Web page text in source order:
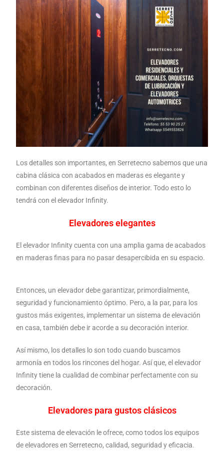
Los detalles son importantes, en Serretecno sabemos que una
cabina clásica con acabados en maderas es elegante y
combinan con diferentes diseños de interior. Todo esto lo
tendrá con el elevador Infinity.
Elevadores elegantes
El elevador Infinity cuenta con una amplia gama de acabados
en maderas finas para no pasar desapercibida en su espacio.
Entonces, un elevador debe garantizar, primordialmente,
seguridad y funcionamiento óptimo. Pero, a la par, para los
gustos más exigentes, implementar un sistema de elevación
en casa, también debe ir acorde a su decoración interior.
Así mismo, los detalles lo son todo cuando buscamos
armonía en todos los rincones del hogar. Así que, el elevador
Infinity tiene la cualidad de combinar perfectamente con su
decoración.
Elevadores para gustos clásicos
Este sistema de elevación le ofrece, como todos los equipos
de elevadores en Serretecno, calidad, seguridad y eficacia.